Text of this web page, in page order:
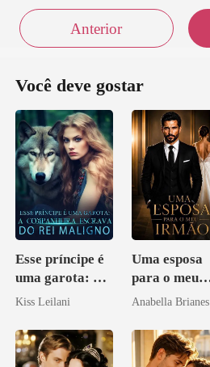
Anterior
Você deve gostar
Esse príncipe é
uma garota: A
companheira
maligno
Kiss Leilani
Uma esposa
para o meu
irmão
Anabella Brianes